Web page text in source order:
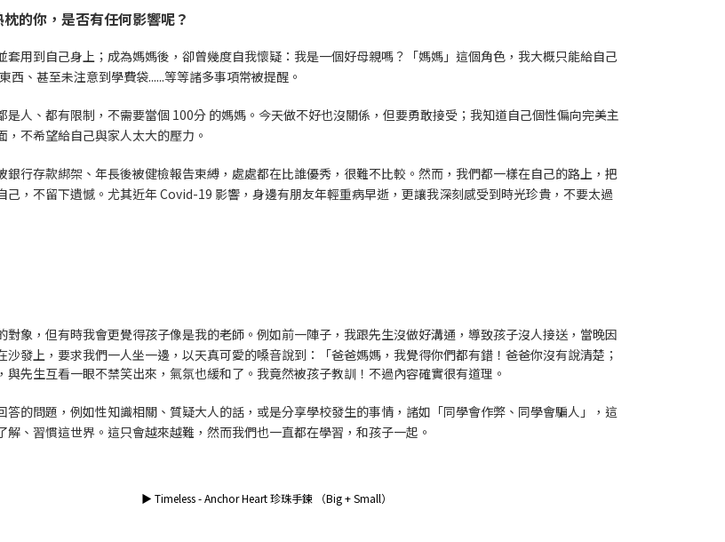
的你，是否有任何影響呢？
用到自己身上；成為媽媽後，卻曾幾度自我懷疑：我是一個好母親嗎？「媽媽」這個角色，我大概只能給自己
、甚至未注意到學費袋......等等諸多事項常被提醒。
人、都有限制，不需要當個 100分 的媽媽。今天做不好也沒關係，但要勇敢接受；我知道自己個性偏向完美主
不希望給自己與家人太大的壓力。
行存款綁架、年長後被健檢報告束縛，處處都在比誰優秀，很難不比較。然而，我們都一樣在自己的路上，把
，不留下遺憾。尤其近年 Covid-19 影響，身邊有朋友年輕重病早逝，更讓我深刻感受到時光珍貴，不要太過
象，但有時我會更覺得孩子像是我的老師。例如前一陣子，我跟先生沒做好溝通，導致孩子沒人接送，當晚因
發上，要求我們一人坐一邊，以天真可愛的嗓音說到：「爸爸媽媽，我覺得你們都有錯！爸爸你沒有說清楚；
先生互看一眼不禁笑出來，氣氛也緩和了。我竟然被孩子教訓！不過內容確實很有道理。
的問題，例如性知識相關、質疑大人的話，或是分享學校發生的事情，諸如「同學會作弊、同學會騙人」，這
、習慣這世界。這只會越來越難，然而我們也一直都在學習，和孩子一起。
▶ Timeless - Anchor Heart 珍珠手鍊 （Big + Small）